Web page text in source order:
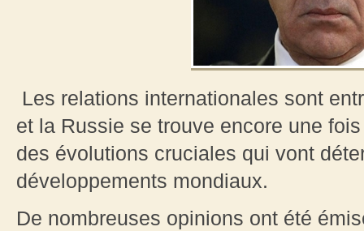
Les relations internationales sont
et la Russie se trouve encore une
des évolutions cruciales qui vont
développements mondiaux.
De nombreuses opinions ont été